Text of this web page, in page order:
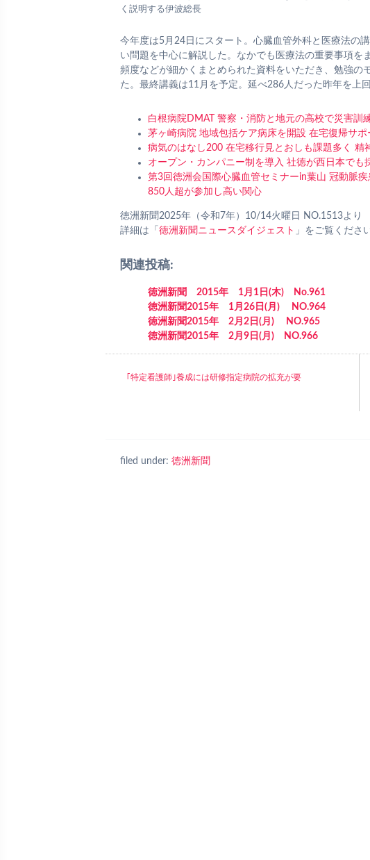
く説明する伊波総長
今年度は5月24日にスタート。心臓血管外科と医療法の
い問題を中心に解説した。なかでも医療法の重要事項
頻度などが細かくまとめられた資料をいただき、勉強の
た。最終講義は11月を予定。延べ286人だった昨年を上
白根病院DMAT 警察・消防と地元の高校で災害訓
茅ヶ崎病院 地域包括ケア病床を開設 在宅復帰サポ
病気のはなし200 在宅移行見とおしも課題多く 精
オープン・カンパニー制を導入 社徳が西日本でも
第3回徳洲会国際心臓血管セミナーin葉山 冠動脈
850人超が参加し高い関心
徳洲新聞2025年（令和7年）10/14火曜日 NO.1513より
詳細は「 徳洲新聞ニュースダイジェスト 」をご覧くださ
関連投稿:
徳洲新聞 2015年 1月1日(木) No.961
徳洲新聞2015年 1月26日(月) NO.964
徳洲新聞2015年 2月2日(月) NO.965
徳洲新聞2015年 2月9日(月) NO.966
｢特定看護師｣養成には研修指定病院の拡充が要
filed under: 徳洲新聞